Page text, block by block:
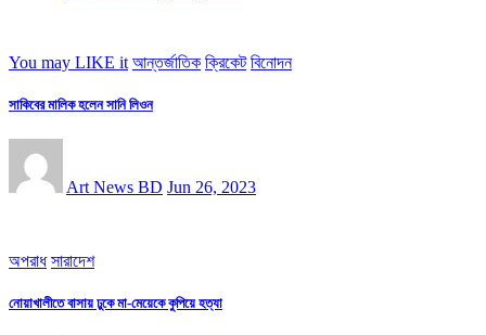
You may LIKE it আন্তর্জাতিক ক্রিকেট বিনোদন
সাকিবের মালিক হলেন সানি লিওন
Art News BD Jun 26, 2023
অপরাধ সারাদেশ
নোয়াখালীতে বাসায় ঢুকে মা-মেয়েকে কুপিয়ে হত্যা